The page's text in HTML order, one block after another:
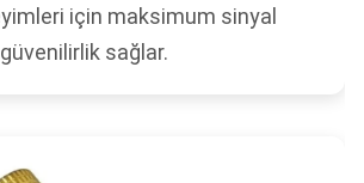
için maksimum sinyal
sağlar.